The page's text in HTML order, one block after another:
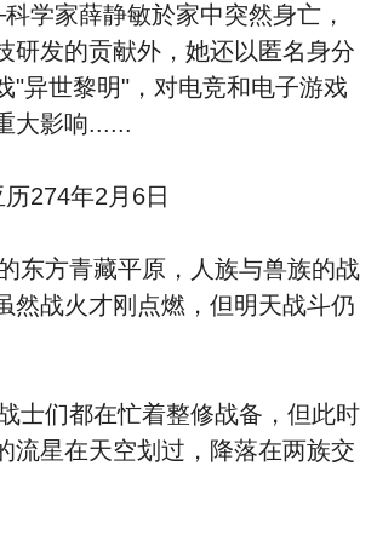
学家薛静敏於家中突然身亡，
研发的贡献外，她还以匿名身分
"异世黎明"，对电竞和电子游戏
大影响......
274年2月6日
东方青藏平原，人族与兽族的战
然战火才刚点燃，但明天战斗仍
士们都在忙着整修战备，但此时
流星在天空划过，降落在两族交